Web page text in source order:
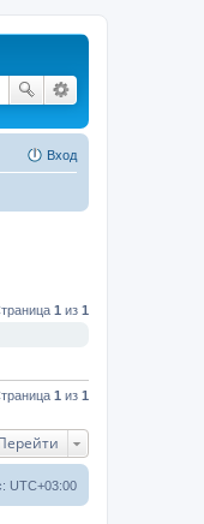
Вход
1 из 1
1 из 1
UTC+03:00